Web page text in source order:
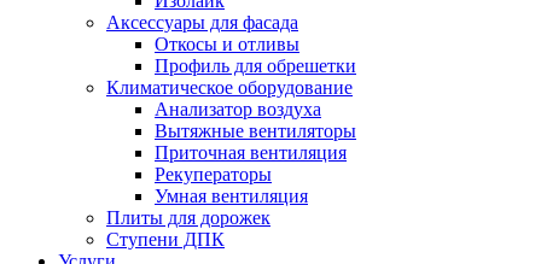
Аксессуары для фасада
Откосы и отливы
Профиль для обрешетки
Климатическое оборудование
Анализатор воздуха
Вытяжные вентиляторы
Приточная вентиляция
Рекуператоры
Умная вентиляция
Плиты для дорожек
Ступени ДПК